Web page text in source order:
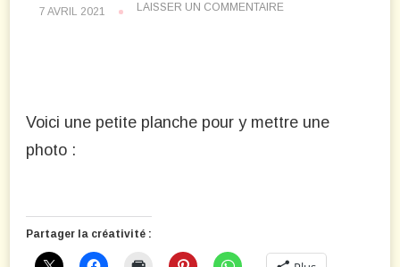
7 AVRIL 2021 LAISSER UN COMMENTAIRE
Voici une petite planche pour y mettre une
photo :
Partager la créativité :